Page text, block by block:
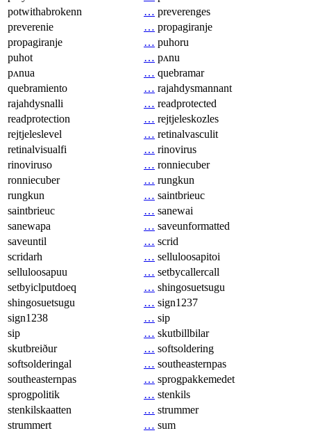
potwithabrokenn
… preverenges
preverenie
… propagiranje
propagiranje
… puhoru
puhot
… pʌnu
pʌnua
… quebramar
quebramiento
… rajahdysmannant
rajahdysnalli
… readprotected
readprotection
… rejtjeleskozles
rejtjeleslevel
… retinalvasculit
retinalvisualfi
… rinovirus
rinoviruso
… ronniecuber
ronniecuber
… rungkun
rungkun
… saintbrieuc
saintbrieuc
… sanewai
sanewapa
… saveunformatted
saveuntil
… scrid
scridarh
… selluloosapitoi
selluloosapuu
… setbycallercall
setbyiclputdoeq
… shingosuetsugu
shingosuetsugu
… sign1237
sign1238
… sip
sip
… skutbillbilar
skutbreiður
… softsoldering
softsolderingal
… southeasternpas
southeasternpas
… sprogpakkemedet
sprogpolitik
… stenkils
stenkilskaatten
… strummer
strummert
… sum